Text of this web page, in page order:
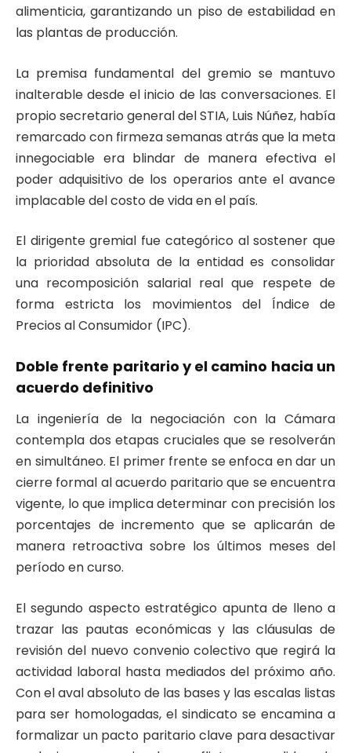
alimenticia, garantizando un piso de estabilidad en
las plantas de producción.
La premisa fundamental del gremio se mantuvo
inalterable desde el inicio de las conversaciones. El
propio secretario general del STIA, Luis Núñez, había
remarcado con firmeza semanas atrás que la meta
innegociable era blindar de manera efectiva el
poder adquisitivo de los operarios ante el avance
implacable del costo de vida en el país.
El dirigente gremial fue categórico al sostener que
la prioridad absoluta de la entidad es consolidar
una recomposición salarial real que respete de
forma estricta los movimientos del Índice de
Precios al Consumidor (IPC).
Doble frente paritario y el camino hacia un
acuerdo definitivo
La ingeniería de la negociación con la Cámara
contempla dos etapas cruciales que se resolverán
en simultáneo. El primer frente se enfoca en dar un
cierre formal al acuerdo paritario que se encuentra
vigente, lo que implica determinar con precisión los
porcentajes de incremento que se aplicarán de
manera retroactiva sobre los últimos meses del
período en curso.
El segundo aspecto estratégico apunta de lleno a
trazar las pautas económicas y las cláusulas de
revisión del nuevo convenio colectivo que regirá la
actividad laboral hasta mediados del próximo año.
Con el aval absoluto de las bases y las escalas listas
para ser homologadas, el sindicato se encamina a
formalizar un pacto paritario clave para desactivar